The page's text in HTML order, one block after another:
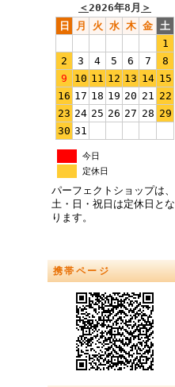
＜2026年8月 ＞
日
月 火 水 木 金 土
1
2
3 4 5 6 7
8
9
10 11 12 13 14 15
16 17 18 19 20 21 22
23 24 25 26 27 28 29
30 31
今日
定休日
パーフェクトショップは、
土・日・祝日は定休日とな
ります。
携帯ページ